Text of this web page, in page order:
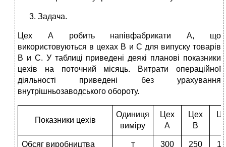
Задача.
Цех А робить напівфабрикати А, що
використовуються в цехах В и С для випуску товарів
В и С. У таблиці приведені деякі планові показники
цехів на поточний місяць. Витрати операційної
діяльності приведені без урахування
внутрішньозаводського обороту.
Показники цехів
Одиниця
виміру
Цех
A
Цех
B
Обсяг виробництва т 300 250